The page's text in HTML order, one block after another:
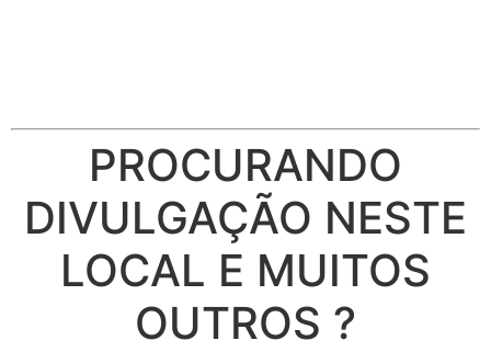
PROCURANDO
DIVULGAÇÃO NESTE
LOCAL E MUITOS
OUTROS ?